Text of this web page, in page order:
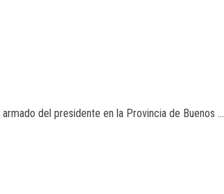
del presidente en la Provincia de Buenos ...